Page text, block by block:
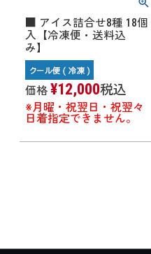
■ アイス詰合せ8種 18個
入【冷凍便・送料込
み】
価格 ¥12,000税込
※月曜・祝翌日・祝翌々
日着指定できません。